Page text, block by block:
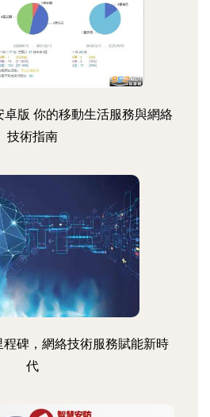
卓版 你的移動生活服務與網絡
技術指南
碑，網絡技術服務賦能新時
代